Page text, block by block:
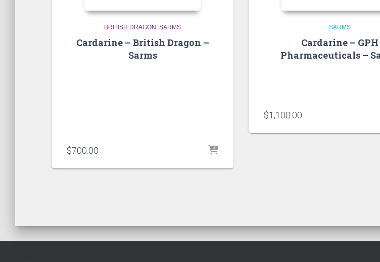
BRITISH DRAGON SARMS
Cardarine – British Dragon –
Sarms
$700.00
SARMS
Cardarine – GPH
Pharmaceuticals –
$1,100.00